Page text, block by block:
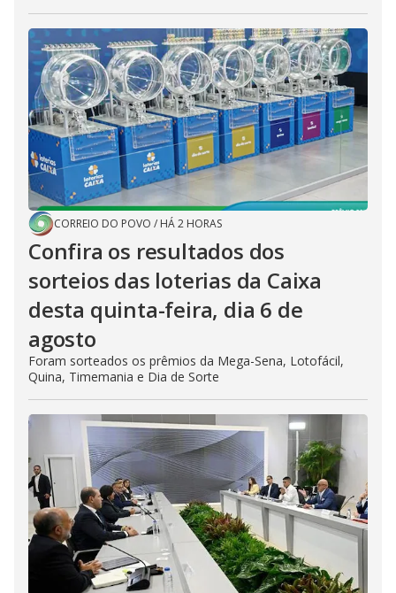
CORREIO DO POVO / HÁ 2 HORAS
Confira os resultados dos
sorteios das loterias da Caixa
desta quinta-feira, dia 6 de
agosto
Foram sorteados os prêmios da Mega-Sena, Lotofácil,
Quina, Timemania e Dia de Sorte